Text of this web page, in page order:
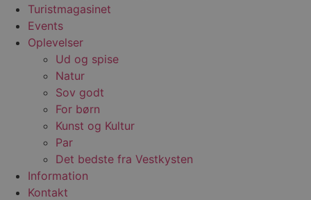
Turistmagasinet
Events
Oplevelser
Ud og spise
Natur
Sov godt
For børn
Kunst og Kultur
Par
Det bedste fra Vestkysten
Information
Kontakt